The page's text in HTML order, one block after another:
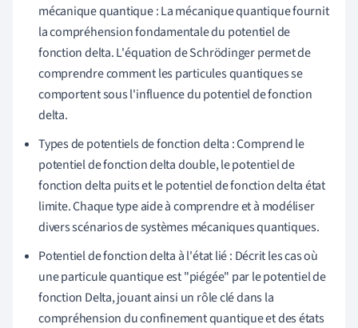
mécanique quantique : La mécanique quantique fournit
la compréhension fondamentale du potentiel de
fonction delta. L'équation de Schrödinger permet de
comprendre comment les particules quantiques se
comportent sous l'influence du potentiel de fonction
delta.
Types de potentiels de fonction delta : Comprend le
potentiel de fonction delta double, le potentiel de
fonction delta puits et le potentiel de fonction delta état
limite. Chaque type aide à comprendre et à modéliser
divers scénarios de systèmes mécaniques quantiques.
Potentiel de fonction delta à l'état lié : Décrit les cas où
une particule quantique est "piégée" par le potentiel de
fonction Delta, jouant ainsi un rôle clé dans la
compréhension du confinement quantique et des états